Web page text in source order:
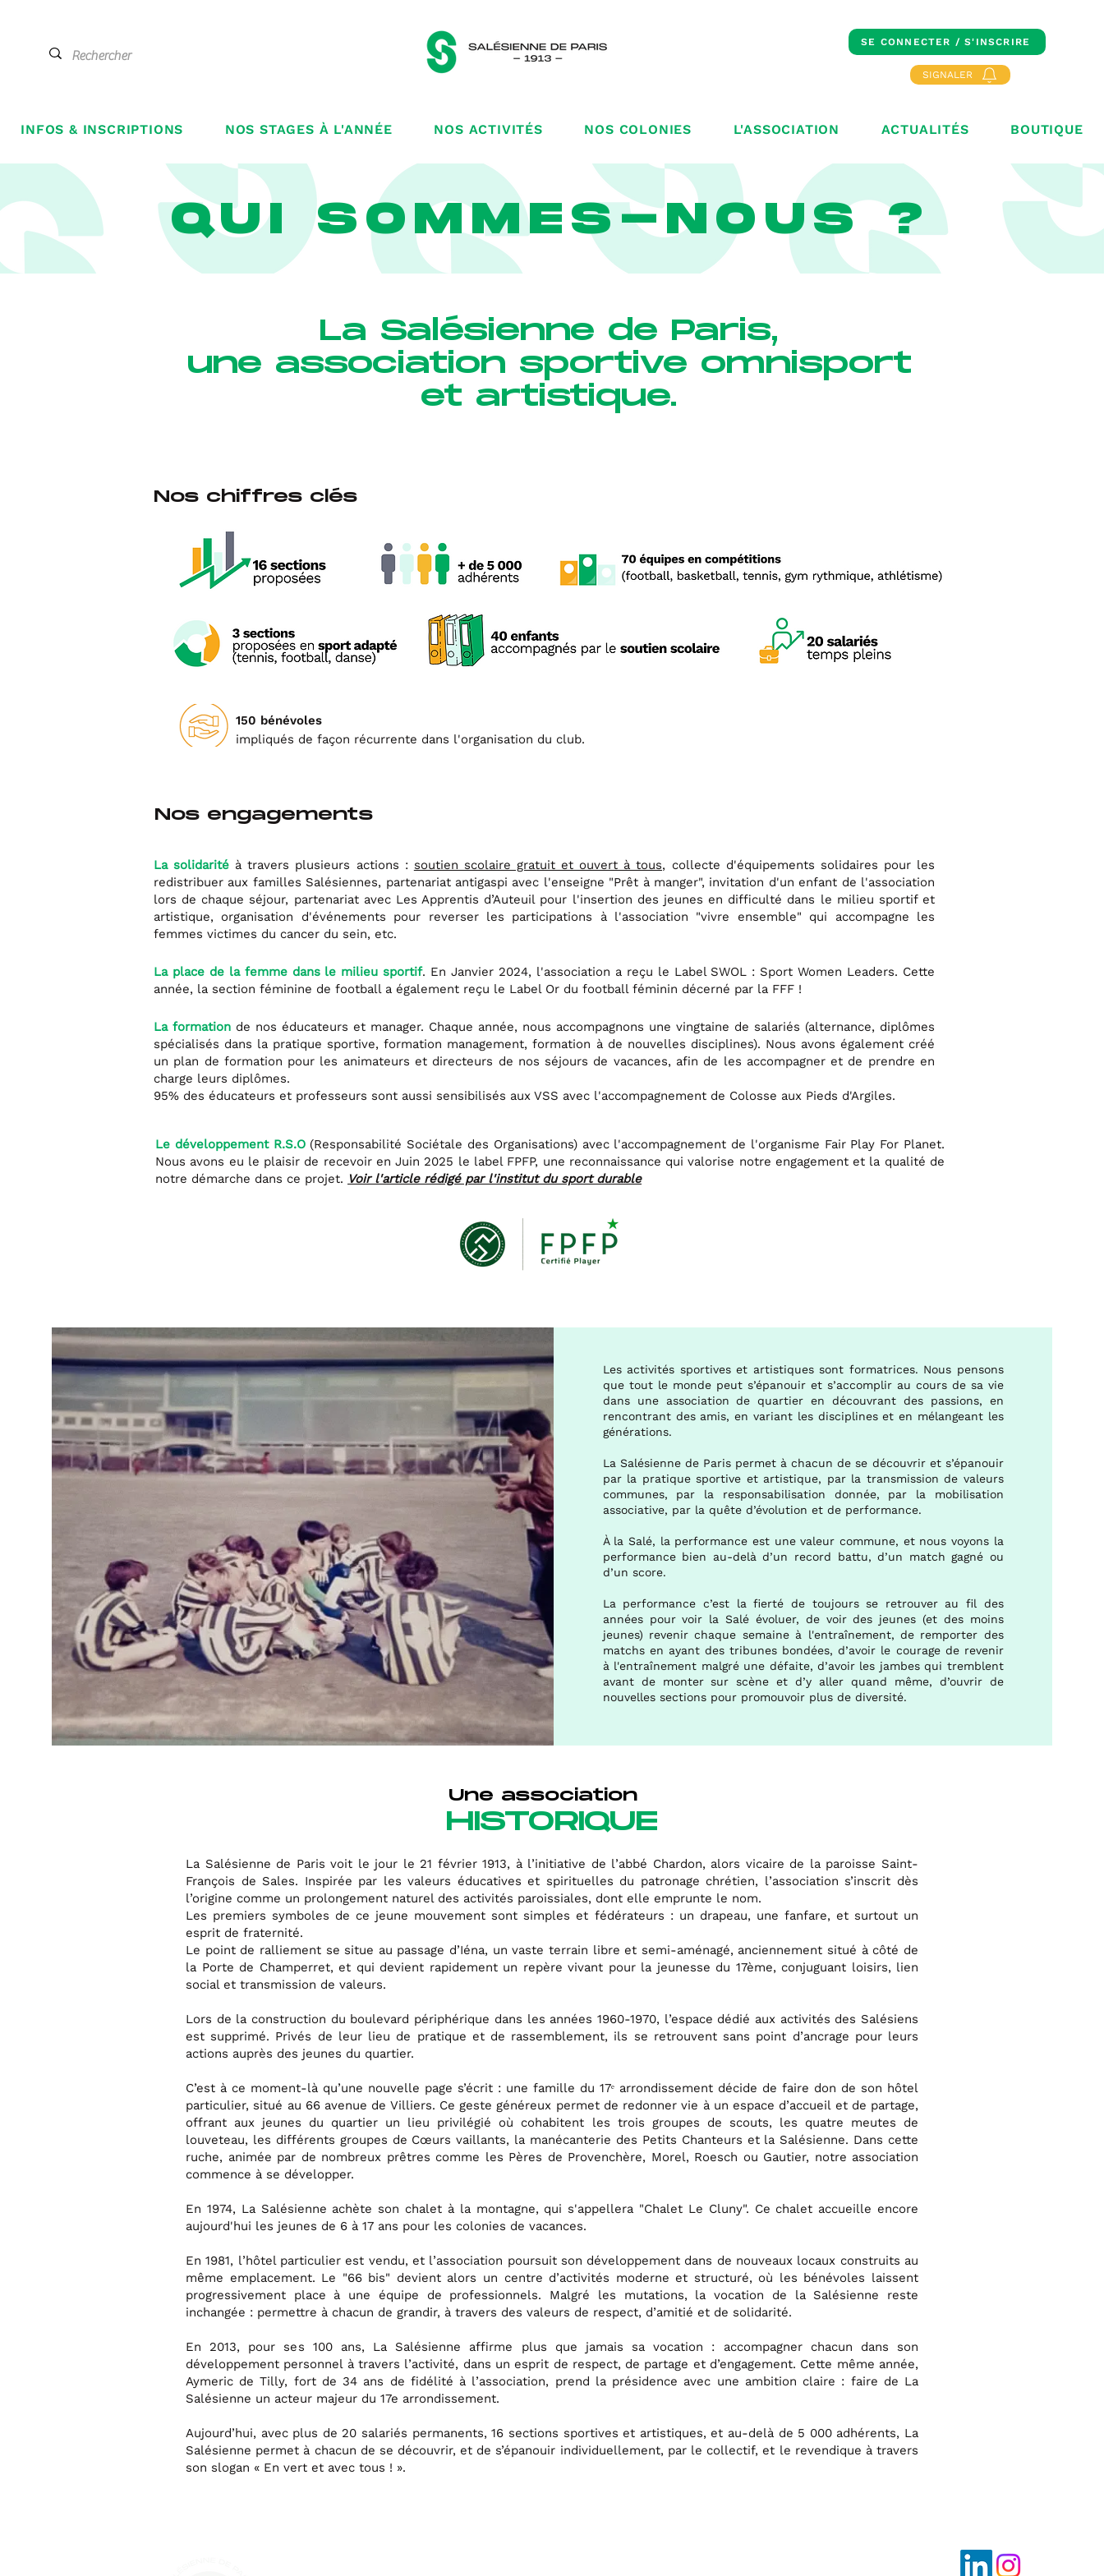
SE CONNECTER / S'INSCRIRE
SIGNALER
INFOS & INSCRIPTIONS NOS STAGES À L'ANNÉE NOS ACTIVITÉS NOS COLONIES L'ASSOCIATION ACTUALITÉS BOUTIQUE
QUI SOMMES-NOUS ?
La Salésienne de Paris,
une association sportive omnisport
et artistique.
Nos chiffres clés
150 bénévoles
impliqués de façon récurrente dans l'organisation du club.
Nos engagements
La solidarité à travers plusieurs actions : soutien scolaire gratuit et ouvert à tous, collecte d'équipements solidaires pour les
redistribuer aux familles Salésiennes, partenariat antigaspi avec l'enseigne "Prêt à manger", invitation d'un enfant de l'association
lors de chaque séjour, partenariat avec Les Apprentis d’Auteuil pour l'insertion des jeunes en difficulté dans le milieu sportif et
artistique, organisation d'événements pour reverser les participations à l'association "vivre ensemble" qui accompagne les
femmes victimes du cancer du sein, etc.
La place de la femme dans le milieu sportif. En Janvier 2024, l'association a reçu le Label SWOL : Sport Women Leaders. Cette
année, la section féminine de football a également reçu le Label Or du football féminin décerné par la FFF !
La formation de nos éducateurs et manager. Chaque année, nous accompagnons une vingtaine de salariés (alternance, diplômes
spécialisés dans la pratique sportive, formation management, formation à de nouvelles disciplines). Nous avons également créé
un plan de formation pour les animateurs et directeurs de nos séjours de vacances, afin de les accompagner et de prendre en
charge leurs diplômes.
95% des éducateurs et professeurs sont aussi sensibilisés aux VSS avec l'accompagnement de Colosse aux Pieds d'Argiles.
Le développement R.S.O(Responsabilité Sociétale des Organisations) avec l'accompagnement de l'organisme Fair Play For Planet.
Nous avons eu le plaisir de recevoir en Juin 2025 le label FPFP, une reconnaissance qui valorise notre engagement et la qualité de
notre démarche dans ce projet. Voir l'article rédigé par l'institut du sport durable
Les activités sportives et artistiques sont formatrices. Nous pensons
que tout le monde peut s’épanouir et s’accomplir au cours de sa vie
dans une association de quartier en découvrant des passions, en
rencontrant des amis, en variant les disciplines et en mélangeant les
générations.
La Salésienne de Paris permet à chacun de se découvrir et s’épanouir
par la pratique sportive et artistique, par la transmission de valeurs
communes, par la responsabilisation donnée, par la mobilisation
associative, par la quête d’évolution et de performance.
À la Salé, la performance est une valeur commune, et nous voyons la
performance bien au-delà d’un record battu, d’un match gagné ou
d’un score.
La performance c’est la fierté de toujours se retrouver au fil des
années pour voir la Salé évoluer, de voir des jeunes (et des moins
jeunes) revenir chaque semaine à l'entraînement, de remporter des
matchs en ayant des tribunes bondées, d’avoir le courage de revenir
à l'entraînement malgré une défaite, d’avoir les jambes qui tremblent
avant de monter sur scène et d’y aller quand même, d’ouvrir de
nouvelles sections pour promouvoir plus de diversité.
Une association
HISTORIQUE
La Salésienne de Paris voit le jour le 21 février 1913, à l’initiative de l’abbé Chardon, alors vicaire de la paroisse Saint-
François de Sales. Inspirée par les valeurs éducatives et spirituelles du patronage chrétien, l’association s’inscrit dès
l’origine comme un prolongement naturel des activités paroissiales, dont elle emprunte le nom.
Les premiers symboles de ce jeune mouvement sont simples et fédérateurs : un drapeau, une fanfare, et surtout un
esprit de fraternité.
Le point de ralliement se situe au passage d’Iéna, un vaste terrain libre et semi-aménagé, anciennement situé à côté de
la Porte de Champerret, et qui devient rapidement un repère vivant pour la jeunesse du 17ème, conjuguant loisirs, lien
social et transmission de valeurs.
Lors de la construction du boulevard périphérique dans les années 1960-1970, l’espace dédié aux activités des Salésiens
est supprimé. Privés de leur lieu de pratique et de rassemblement, ils se retrouvent sans point d’ancrage pour leurs
actions auprès des jeunes du quartier.
C’est à ce moment-là qu’une nouvelle page s’écrit : une famille du 17ᵉ arrondissement décide de faire don de son hôtel
particulier, situé au 66 avenue de Villiers. Ce geste généreux permet de redonner vie à un espace d’accueil et de partage,
offrant aux jeunes du quartier un lieu privilégié où cohabitent les trois groupes de scouts, les quatre meutes de
louveteau, les différents groupes de Cœurs vaillants, la manécanterie des Petits Chanteurs et la Salésienne. Dans cette
ruche, animée par de nombreux prêtres comme les Pères de Provenchère, Morel, Roesch ou Gautier, notre association
commence à se développer.
En 1974, La Salésienne achète son chalet à la montagne, qui s'appellera "Chalet Le Cluny". Ce chalet accueille encore
aujourd'hui les jeunes de 6 à 17 ans pour les colonies de vacances.
En 1981, l’hôtel particulier est vendu, et l’association poursuit son développement dans de nouveaux locaux construits au
même emplacement. Le "66 bis" devient alors un centre d’activités moderne et structuré, où les bénévoles laissent
progressivement place à une équipe de professionnels. Malgré les mutations, la vocation de la Salésienne reste
inchangée : permettre à chacun de grandir, à travers des valeurs de respect, d’amitié et de solidarité.
En 2013, pour ses 100 ans, La Salésienne affirme plus que jamais sa vocation : accompagner chacun dans son
développement personnel à travers l’activité, dans un esprit de respect, de partage et d’engagement. Cette même année,
Aymeric de Tilly, fort de 34 ans de fidélité à l’association, prend la présidence avec une ambition claire : faire de La
Salésienne un acteur majeur du 17e arrondissement.
Aujourd’hui, avec plus de 20 salariés permanents, 16 sections sportives et artistiques, et au-delà de 5 000 adhérents, La
Salésienne permet à chacun de se découvrir, et de s’épanouir individuellement, par le collectif, et le revendique à travers
son slogan « En vert et avec tous ! ».